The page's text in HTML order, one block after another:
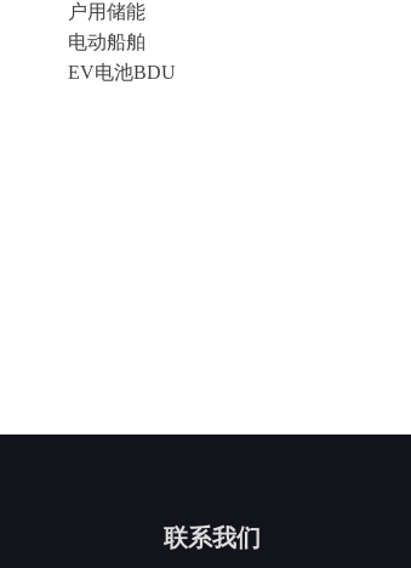
户用储能
电动船舶
EV电池BDU
联系我们